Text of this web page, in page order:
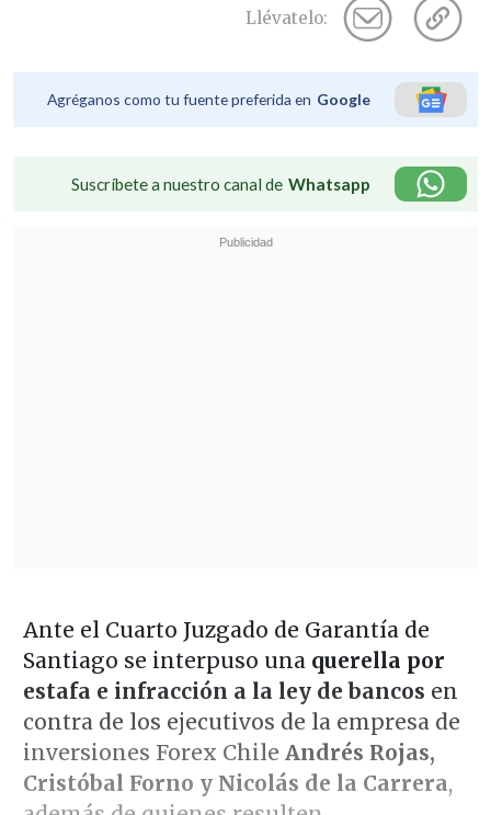
Llévatelo:
Agréganos como tu fuente preferida en Google
Suscríbete a nuestro canal de Whatsapp
Ante el Cuarto Juzgado de Garantía de
Santiago se interpuso una querella por
estafa e infracción a la ley de bancos en
contra de los ejecutivos de la empresa de
inversiones Forex Chile Andrés Rojas,
Cristóbal Forno y Nicolás de la Carrera,